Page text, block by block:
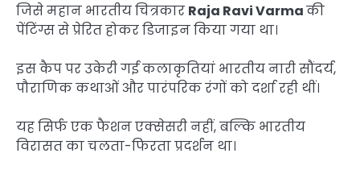
जिसे महान भारतीय चित्रकार Raja Ravi Varmaकी
पेंटिंग्स से प्रेरित होकर डिजाइन किया गया था।
इस कैप पर उकेरी गई कलाकृतियां भारतीय नारी सौंदर्य,
पौराणिक कथाओं और पारंपरिक रंगों को दर्शा रही थीं।
यह सिर्फ एक फैशन एक्सेसरी नहीं, बल्कि भारतीय
विरासत का चलता-फिरता प्रदर्शन था।